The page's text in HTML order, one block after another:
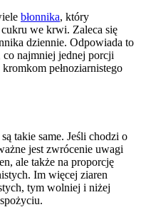
błonnika, który
we krwi. Zaleca się
dziennie. Odpowiada to
najmniej jednej porcji
pełnoziarnistego
takie same. Jeśli chodzi o
jest zwrócenie uwagi
ale także na proporcję
Im więcej ziaren
tym wolniej i niżej